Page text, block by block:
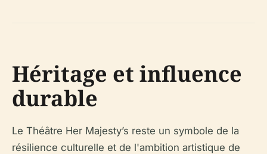
Héritage et influence
durable
Le Théâtre Her Majesty’s reste un symbole de la
résilience culturelle et de l'ambition artistique de